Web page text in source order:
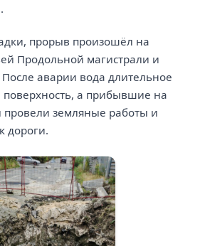
прорыв произошёл на
Продольной магистрали и
аварии вода длительное
поверхность, а прибывшие на
провели земляные работы и
дороги.